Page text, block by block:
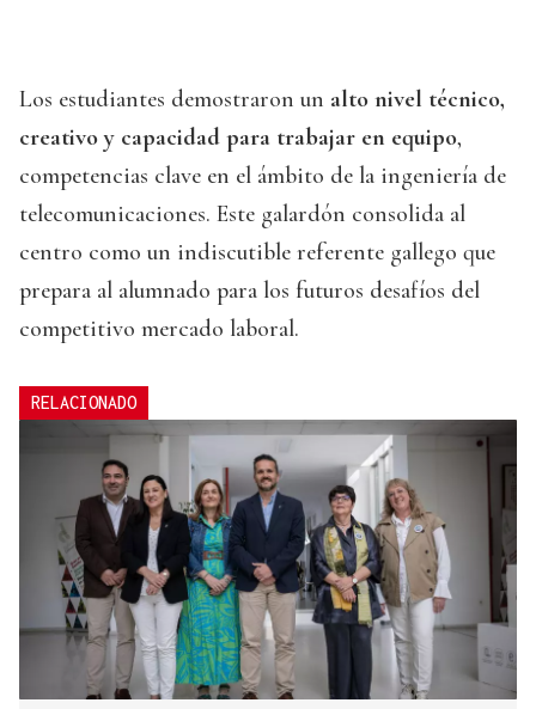
Los estudiantes demostraron un alto nivel técnico,
creativo y capacidad para trabajar en equipo,
competencias clave en el ámbito de la ingeniería de
telecomunicaciones. Este galardón consolida al
centro como un indiscutible referente gallego que
prepara al alumnado para los futuros desafíos del
competitivo mercado laboral.
RELACIONADO